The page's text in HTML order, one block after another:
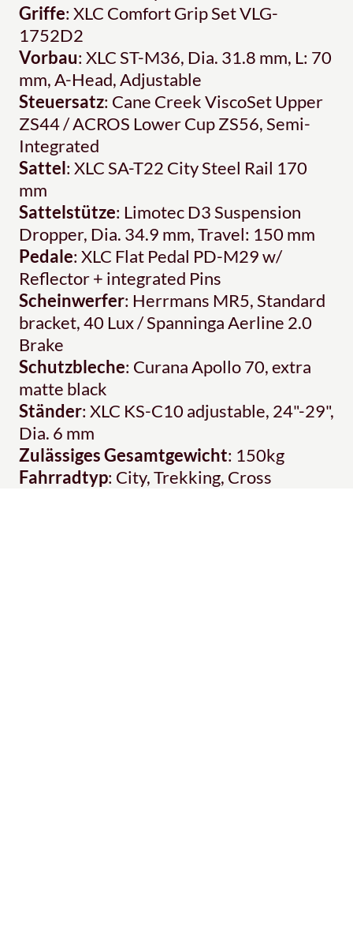
Griffe: XLC Comfort Grip Set VLG-
1752D2
Vorbau: XLC ST-M36, Dia. 31.8 mm, L: 70
mm, A-Head, Adjustable
Steuersatz: Cane Creek ViscoSet Upper
ZS44 / ACROS Lower Cup ZS56, Semi-
Integrated
Sattel: XLC SA-T22 City Steel Rail 170
mm
Sattelstütze: Limotec D3 Suspension
Dropper, Dia. 34.9 mm, Travel: 150 mm
Pedale: XLC Flat Pedal PD-M29 w/
Reflector + integrated Pins
Scheinwerfer: Herrmans MR5, Standard
bracket, 40 Lux / Spanninga Aerline 2.0
Brake
Schutzbleche: Curana Apollo 70, extra
matte black
Ständer: XLC KS-C10 adjustable, 24"-29",
Dia. 6 mm
Zulässiges Gesamtgewicht: 150kg
Fahrradtyp: City, Trekking, Cross